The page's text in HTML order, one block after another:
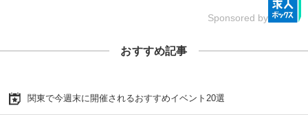
Sponsored by
おすすめ記事
関東で今週末に開催されるおすすめイベント20選